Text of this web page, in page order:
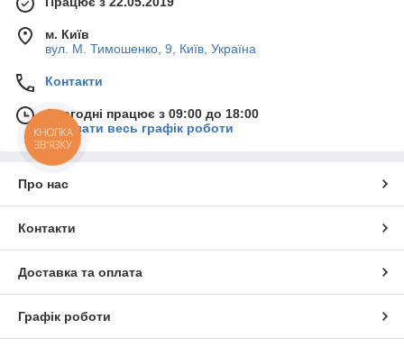
м. Київ
вул. М. Тимошенко, 9, Київ, Україна
Контакти
Сьогодні працює з 09:00 до 18:00
Показати весь графік роботи
Про нас
Контакти
Доставка та оплата
Графік роботи
КНОПКА
ЗВ'ЯЗКУ